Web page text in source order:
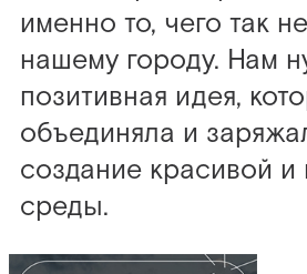
именно то, чего так
нашему городу. Нам
позитивная идея,
объединяла и
создание красивой
среды.